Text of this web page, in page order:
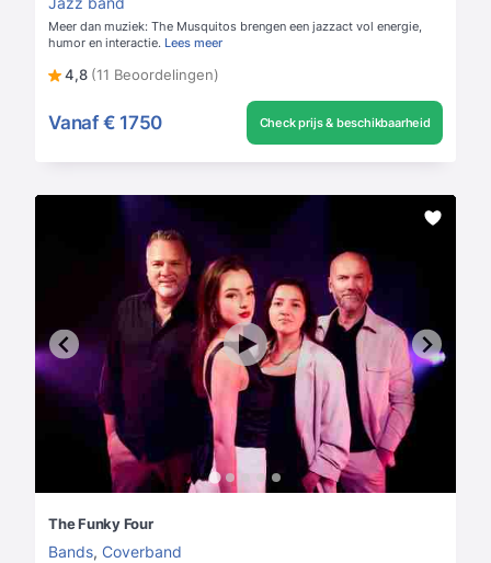
Meer dan muziek: The Musquitos brengen een jazzact vol energie,
humor en interactie. Lees meer
4,8 (11 Beoordelingen)
Vanaf € 1750 Check prijs & beschikbaarheid
The Funky Four
Bands, Coverband